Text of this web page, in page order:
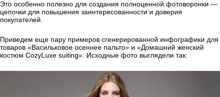
Это особенно полезно для создания полноценной фотоворонки —
цепочки для повышения заинтересованности и доверия
покупателей.
Приведем еще пару примеров сгенерированной инфографики для
товаров «Васильковое осеннее пальто» и «Домашний женский
костюм CozyLuxe suiting». Исходные фото выглядели так: